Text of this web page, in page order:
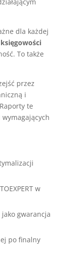
dla każdej
To także
przez
i
te
w
gwarancja
po finalny